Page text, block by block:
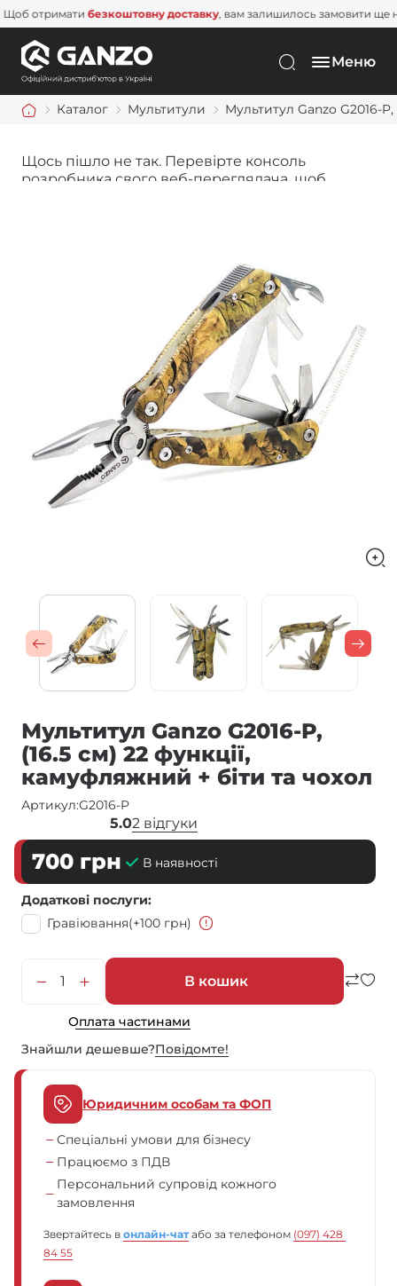
отриматибезкоштовну доставку, вам залишилось замовити ще на1
Меню
Каталог Мультитули Мультитул Ganzo G2016-
Щось пішло не так. Перевірте консоль
розробника свого веб-переглядача, щоб
Мультитул Ganzo G2016-P,
(16.5 см) 22 функції,
камуфляжний + біти та чохол
Артикул:G2016-P
5.02 відгуки
700 грн В наявності
Додаткові послуги
Гравіювання(+100 грн)
В кошик
Оплата частинами
Знайшли дешевше?Повiдомте!
Юридичним особам та ФОП
Спеціальні умови для бізнесу
Працюємо з ПДВ
Персональний супровід кожного
замовлення
Звертайтесь в онлайн-чат або за телефоном (097) 428
84 55